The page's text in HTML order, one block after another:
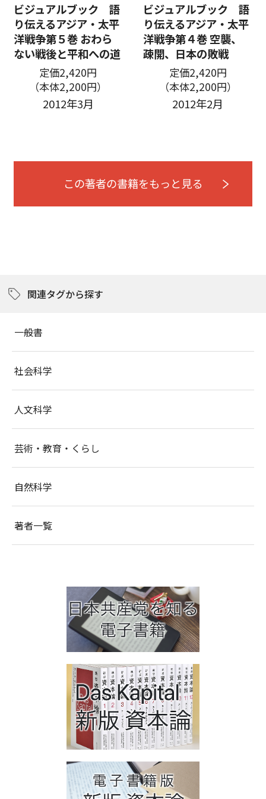
ビジュアルブック 語
り伝えるアジア・太平
洋戦争第５巻 おわら
ない戦後と平和への道
定価2,420円
（本体2,200円）
2012年3月
ビジュアルブック 語
り伝えるアジア・太平
洋戦争第４巻 空襲、
疎開、日本の敗戦
定価2,420円
（本体2,200円）
2012年2月
この著者の書籍をもっと見る
関連タグから探す
一般書
社会科学
人文科学
芸術・教育・くらし
自然科学
著者一覧